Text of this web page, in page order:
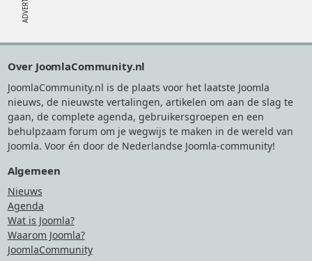
Over JoomlaCommunity.nl
JoomlaCommunity.nl is de plaats voor het laatste Joomla
nieuws, de nieuwste vertalingen, artikelen om aan de slag te
gaan, de complete agenda, gebruikersgroepen en een
behulpzaam forum om je wegwijs te maken in de wereld van
Joomla. Voor én door de Nederlandse Joomla-community!
Algemeen
Nieuws
Agenda
Wat is Joomla?
Waarom Joomla?
JoomlaCommunity